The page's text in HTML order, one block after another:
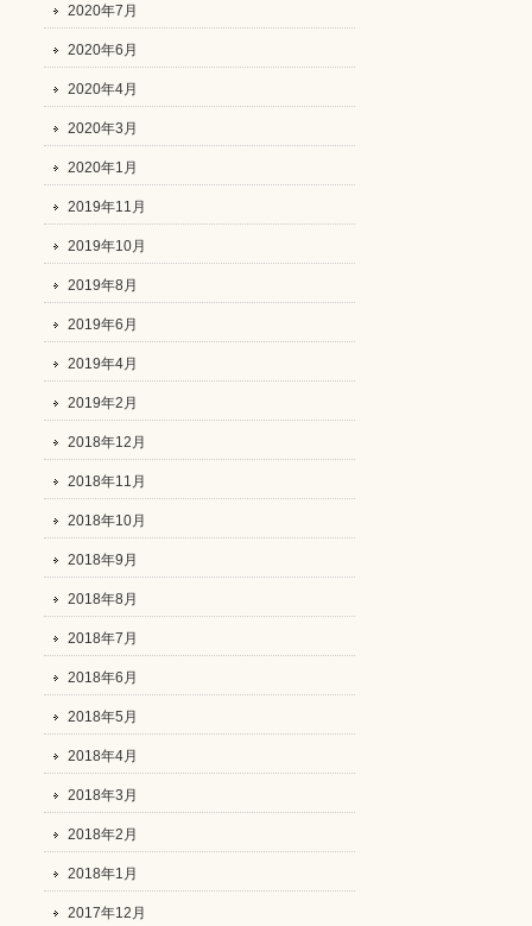
2020年7月
2020年6月
2020年4月
2020年3月
2020年1月
2019年11月
2019年10月
2019年8月
2019年6月
2019年4月
2019年2月
2018年12月
2018年11月
2018年10月
2018年9月
2018年8月
2018年7月
2018年6月
2018年5月
2018年4月
2018年3月
2018年2月
2018年1月
2017年12月